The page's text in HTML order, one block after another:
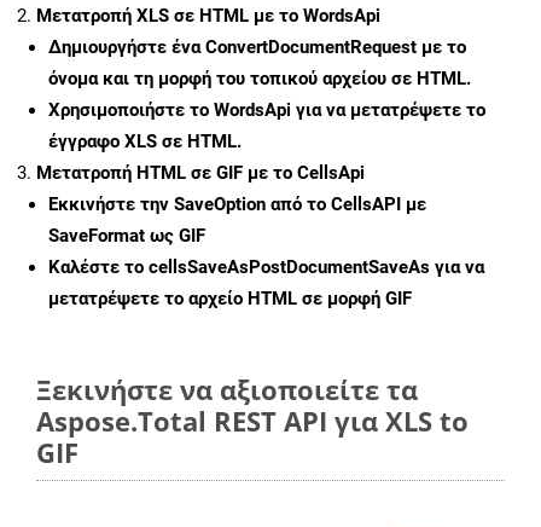
Μετατροπή XLS σε HTML με το WordsApi
Δημιουργήστε έναConvertDocumentRequest με το
όνομα και τη μορφή του τοπικού αρχείου σε HTML.
Χρησιμοποιήστε το WordsApi για να μετατρέψετε το
έγγραφο XLS σε HTML.
Μετατροπή HTML σε GIF με το CellsApi
Εκκινήστε την SaveOption από το CellsAPI με
SaveFormat ως GIF
Καλέστε το cellsSaveAsPostDocumentSaveAs για να
μετατρέψετε το αρχείο HTML σε μορφή GIF
Ξεκινήστε να αξιοποιείτε τα
Aspose.Total REST API για XLS to
GIF